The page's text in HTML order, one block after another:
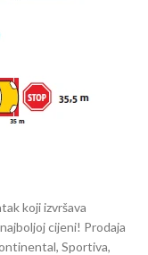
koji izvršava
cijeni! Prodaja
Sportiva,